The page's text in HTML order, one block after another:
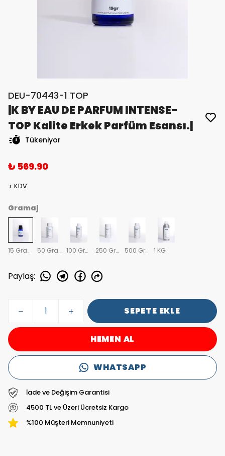
DEU-70443-1 TOP
|K BY EAU DE PARFUM INTENSE-
TOP Kalite Erkek Parfüm Esansı.|
Tükeniyor
₺ 569.90
+ KDV
Gramaj
15 Gram 50 Gram 100 Gram 250 Gram 500 Gram 1 KG
Paylaş:
SEPETE EKLE
HEMEN AL
WHATSAPP
İade ve Değişim Garantisi
4500 TL ve Üzeri Ücretsiz Kargo
%100 Müşteri Memnuniyeti